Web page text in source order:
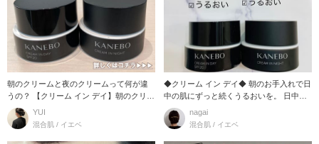
朝のクリームと夜のクリームって何が違
うの？ 【クリーム イン デイ】朝のクリー
ム ●ス
YUI
混合肌 / イエベ
◆クリーム イン デイ◆ 朝のお手入れで日
中の肌にずっと続くうるおいを。 日中ず
っとうるお
nagai
混合肌 / イエベ